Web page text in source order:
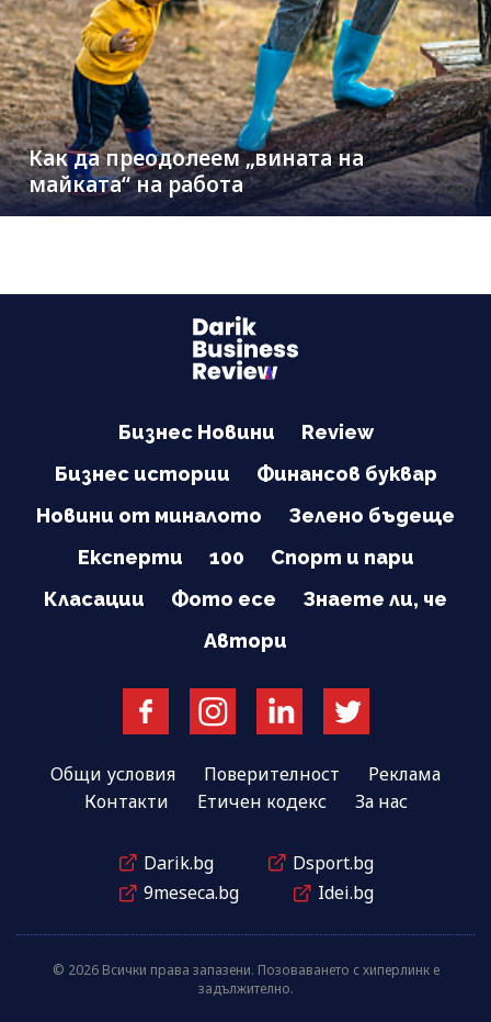
Как да преодолеем „вината на
майката“ на работа
Бизнес Новини
Review
Бизнес истории
Финансов буквар
Новини от миналото
Зелено бъдеще
Експерти
100
Спорт и пари
Класации
Фото есе
Знаете ли, че
Автори
Общи условия Поверителност
Реклама
Контакти
Етичен кодекс За нас
Darik.bg
Dsport.bg
9meseca.bg
Idei.bg
© 2026 Всички права запазени. Позоваването с хиперлинк е
задължително.